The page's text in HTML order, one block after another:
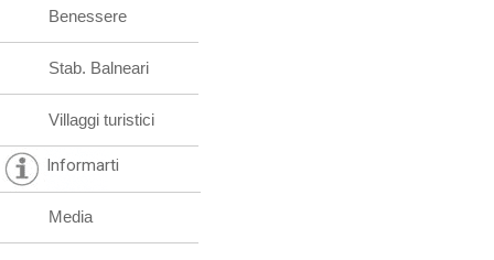
Benessere
Stab. Balneari
Villaggi turistici
Informarti
Media